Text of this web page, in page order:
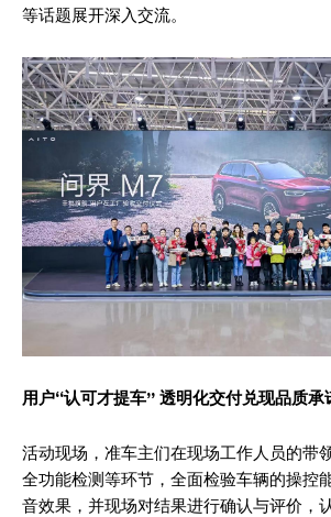
等话题展开深入交流。
用户“认可才提车” 透明化交付兑现品质承
活动现场，准车主们在现场工作人员的带
全功能检测等环节，全面检验车辆的操控
音效果，并现场对结果进行确认与评价，